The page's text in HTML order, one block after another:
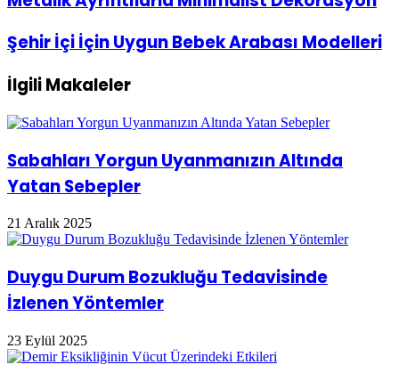
Ayrıntılarla
Dekorasyon
Şehir
İçi
Uygun
Bebek
Arabası
Modelleri
Şehir İçi İçin Uygun Bebek Arabası Modelleri
İlgili Makaleler
Sabahları Yorgun Uyanmanızın Altında
Yatan Sebepler
21 Aralık 2025
Duygu Durum Bozukluğu Tedavisinde
İzlenen Yöntemler
23 Eylül 2025